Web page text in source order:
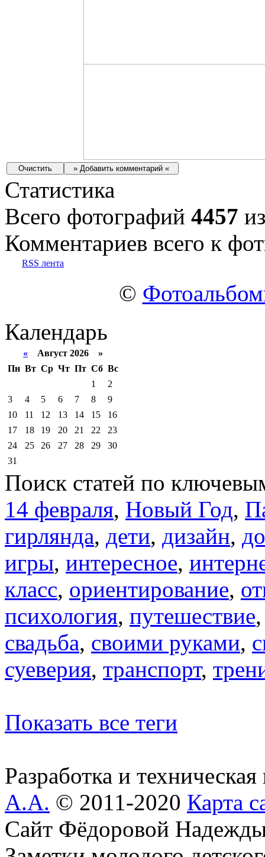
Статистика
Всего фотографий 4457
Комментариев всего к
RSS лента
©
Календарь
« Август 2026 »
Пн Вт Ср Чт Пт Сб Вс
1
2
3
4 5 6 7 8
9
10
11 12 13 14 15
16
17
18 19 20 21 22
23
24
25 26 27 28 29
30
31
Поиск статей по
14 февраля, Новый Год,
гирлянда, дети, дизайн,
игры, интересное,
класс, ориентирование,
психология, путешествие
свадьба, своими руками,
суеверия, транспорт,
Показать все теги
Разработка и
А.А. © 2011-2020 Карта
Сайт Фёдоровой